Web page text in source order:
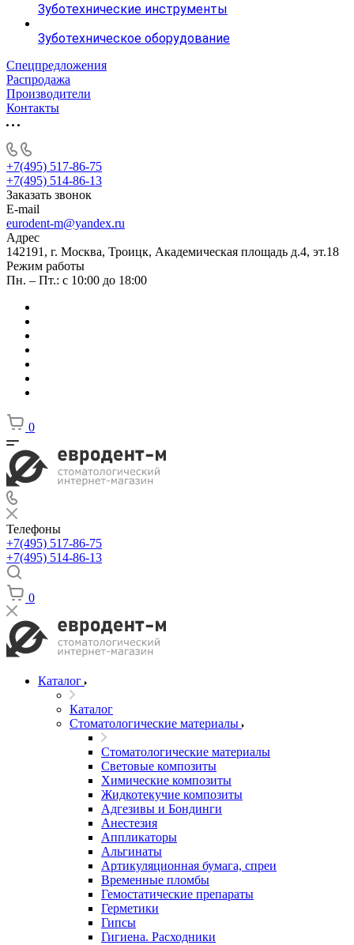
Зуботехнические инструменты
Зуботехническое оборудование
Спецпредложения
Распродажа
Производители
Контакты
+7(495) 517-86-75
+7(495) 514-86-13
Заказать звонок
E-mail
eurodent-m@yandex.ru
Адрес
142191, г. Москва, Троицк, Академическая площадь д.4, эт.18
Режим работы
Пн. – Пт.: с 10:00 до 18:00
0
Телефоны
+7(495) 517-86-75
+7(495) 514-86-13
0
Каталог
Каталог
Стоматологические материалы
Стоматологические материалы
Световые композиты
Химические композиты
Жидкотекучие композиты
Адгезивы и Бондинги
Анестезия
Аппликаторы
Альгинаты
Артикуляционная бумага, спреи
Временные пломбы
Гемостатические препараты
Герметики
Гипсы
Гигиена. Расходники